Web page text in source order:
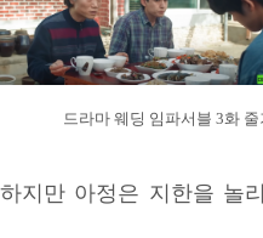
드라마 웨딩 임파서블 3화
하지만 아정은 지한을 놀